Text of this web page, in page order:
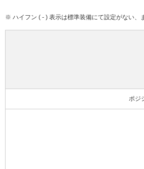
※ ハイフン ( - ) 表示は標準装備にて設定がない、
ポジ